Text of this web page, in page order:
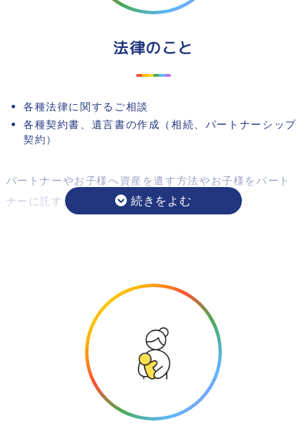
法律のこと
各種法律に関するご相談
各種契約書、遺言書の作成（相続、パートナーシップ
契約）
パートナーやお子様へ資産を遺す方法やお子様をパート
ナーに託すための方法などをご案内いたします。
に、そして、子どものために作成しておくことがベスト
ただ、インターネットで検索してもほとんど出てこず、
正しい情報なのかどうかもわかりません。
前例が無いのが当たり前なマイノリティな世界で、正し
い契約書を作成するのは至難の業です。
私たちは、当事者だからこそ、当事者目線で作成するこ